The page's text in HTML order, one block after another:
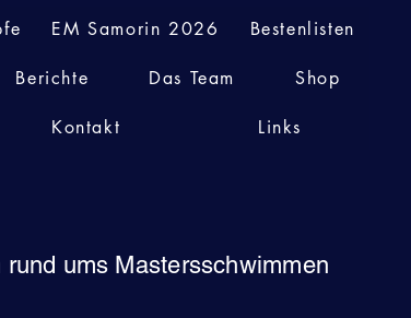
EM Samorin 2026 Bestenlisten
Berichte Das Team Shop
Kontakt Links
ums Mastersschwimmen